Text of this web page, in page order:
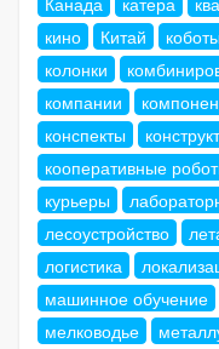
кино
Китай
колонки
компании
конспекты
кооперативные
курьеры
лесоустройство
логистика
машинное обучение
мелководье